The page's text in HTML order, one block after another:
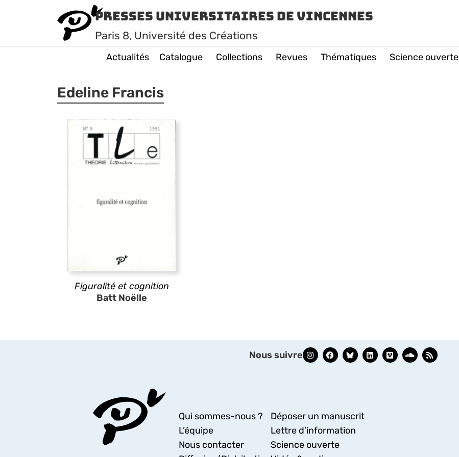
Presses Universitaires de Vincennes
Paris 8, Université des Créations
Actualités Catalogue Collections Revues Thématiques Science ouverte
Edeline Francis
Figuralité et cognition
Batt Noëlle
Nous suivre
Qui sommes-nous ?
L’équipe
Nous contacter
Déposer un manuscrit
Lettre d’information
Science ouverte